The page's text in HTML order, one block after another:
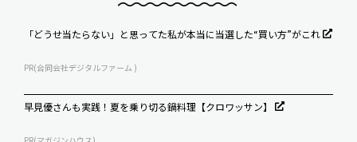
「どうせ当たらない」と思ってた私が本当に当選した“買い方”がこれ
PR(合同会社デジタルファーム )
早見優さんも実践！夏を乗り切る鍋料理【クロワッサン】